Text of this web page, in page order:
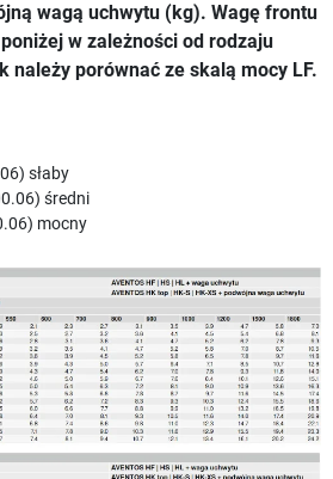
wagą uchwytu (kg). Wagę frontu
w zależności od rodzaju
należy porównać ze skalą mocy LF.
słaby
średni
mocny